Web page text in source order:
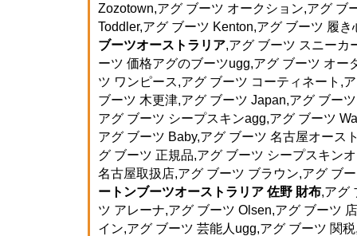
Zozotown,アグ ブーツ オークション,アグ ブ
Toddler,アグ ブーツ Kenton,アグ ブーツ 履
ブーツオーストラリア,アグ ブーツ スニーカ
ーツ 価格アグのブーツugg,アグ ブーツ オー
ツ ワンピース,アグ ブーツ コーティネート,
ブーツ 木更津,アグ ブーツ Japan,アグ ブー
アグ ブーツ シープスキンagg,アグ ブーツ
アグ ブーツ Baby,アグ ブーツ 名古屋オース
グ ブーツ 正規品,アグ ブーツ シープスキン
名古屋取扱店,アグ ブーツ ブラウン,アグ ブ
ートンブーツオーストラリア 佐野 財布,アグ
ツ アレーナ,アグ ブーツ Olsen,アグ ブーツ
イン,アグ ブーツ 芸能人ugg,アグ ブーツ 関